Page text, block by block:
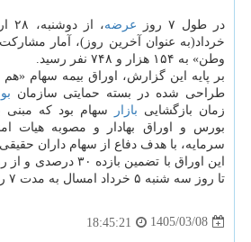
در طول ۷ روز عرضه
خرداد(به عنوان آخرین روز)، آمار
وطن» به ۱۵۴ هزار و ۷۴۸ نفر رسید.
بر پایه این گزارش، اوراق بیمه سهام
طراحی شده در بسته حمایتی سازمان
زمان بازگشایی بازار
سهام بود که
بورس و اوراق بهادار و مصوبه هیات
سرمایه، با هدف دفاع از سهام داران حقیقی
تا روز سه شنبه ۵ خرداد امسال به مدت ۷ روز کاری ارائه شد.
1405/03/08
18:45:21